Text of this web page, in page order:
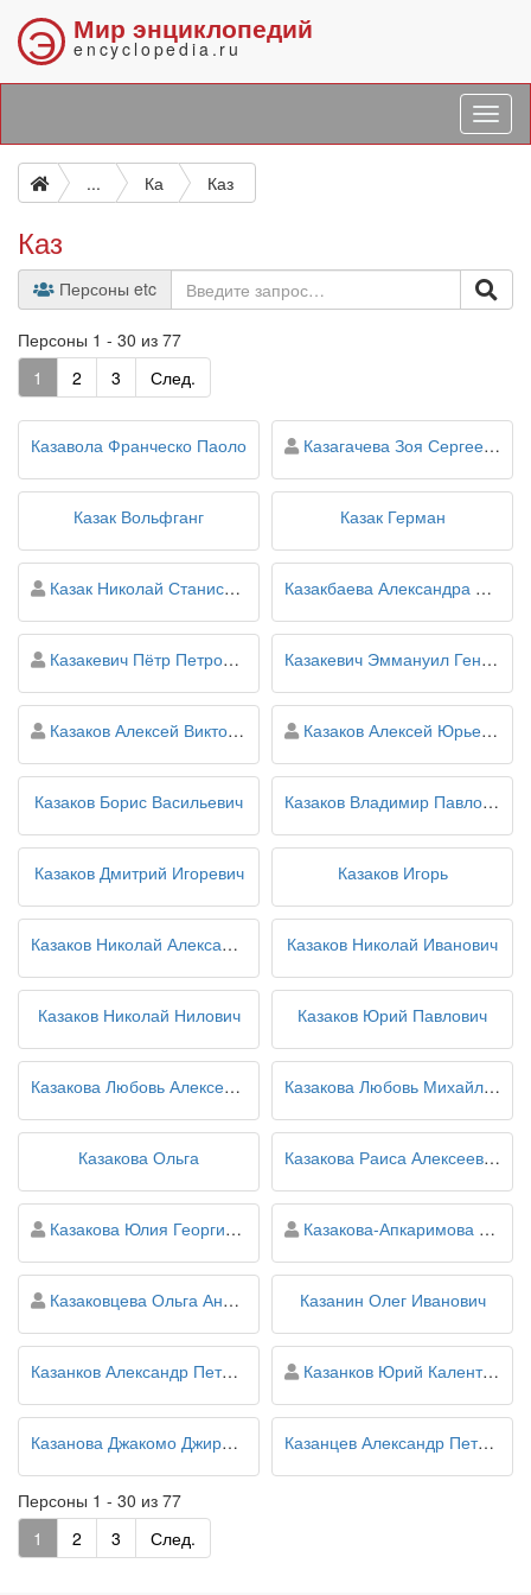
Э Мир энциклопедий
encyclopedia.ru
... Ка Каз
Каз
Персоны etc
Персоны 1 - 30 из 77
1
2 3 След.
Казавола Франческо Паоло персона
Казагачева Зоя Сергеевна
Казак Вольфганг Казак Герман
персона
Казак Николай Станиславович Казакбаева Александра Николаевна
персона
Казакевич Пётр Петрович Казакевич Эммануил Генрихович
персона
Казаков Алексей Викторович персона
Казаков Алексей Юрьевич
Казаков Борис Васильевич Казаков Владимир Павлович
Казаков Дмитрий Игоревич Казаков Игорь
Казаков Николай Александрович Казаков Николай Иванович
Казаков Николай Нилович Казаков Юрий Павлович
Казакова Любовь Алексеевна Казакова Любовь Михайловна
Казакова Ольга Казакова Раиса Алексеевна
персона
Казакова Юлия Георгиевна персона
Казакова-Апкаримова Елена Юрьевна
персона
Казаковцева Ольга Андреевна Казанин Олег Иванович
Казанков Александр Петрович персона
Казанков Юрий Калентьевич
Казанова Джакомо Джироламо Казанцев Александр Петрович
Персоны 1 - 30 из 77
1
2 3 След.